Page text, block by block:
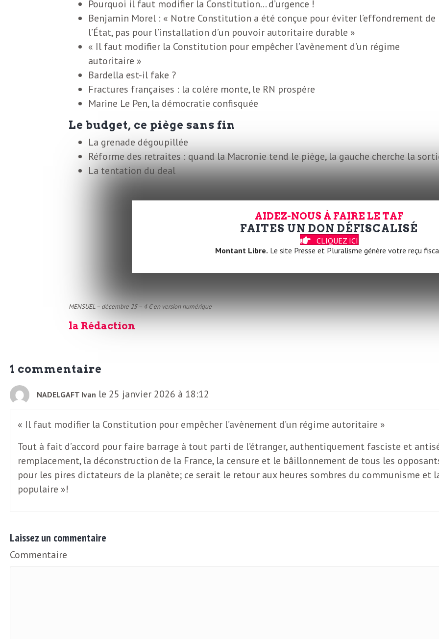
L
a
L
e
t
t
r
Pourquoi il faut modifier la Constitution… d’urgence !
Benjamin Morel : « Notre Constitution a été conçue pour éviter l’effondrement de
l’État, pas pour l’installation d’un pouvoir autoritaire durable »
« Il faut modifier la Constitution pour empêcher l’avènement d’un régime
autoritaire »
Bardella est-il fake ?
Fractures françaises : la colère monte, le RN prospère
Marine Le Pen, la démocratie confisquée
Le budget, ce piège sans fin
La grenade dégoupillée
Réforme des retraites : quand la Macronie tend le piège, la gauche cherche la
La tentation du deal
Déjà disponible pour les abonnées !
Et pour les autres, ça se passe dans notreboutique
MENSUEL – décembre 25 – 4 € en version numérique
la Rédaction
1 commentaire
NADELGAFT Ivan le 25 janvier 2026 à 18:12
« Il faut modifier la Constitution pour empêcher l’avènement d’un régime autoritaire »
Tout à fait d’accord pour faire barrage à tout parti de l’étranger, authentiquement fasciste et
remplacement, la déconstruction de la France, la censure et le bâillonnement de tous les
pour les pires dictateurs de la planète; ce serait le retour aux heures sombres du communisme et
populaire »!
Laissez un commentaire
Commentaire
AIDEZ-NOUS À FAIRE LE TAF
FAITES UN DON DÉFISCALISÉ
CLIQUEZ ICI
Montant Libre. Le site Presse et Pluralisme génère votre reçu